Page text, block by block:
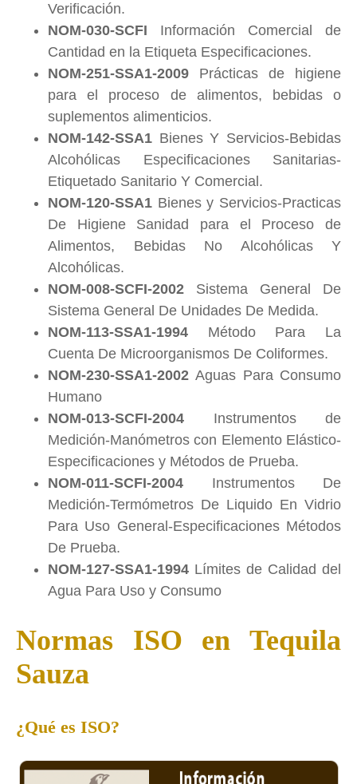
Verificación.
NOM-030-SCFI Información Comercial de
Cantidad en la Etiqueta Especificaciones.
NOM-251-SSA1-2009 Prácticas de higiene
para el proceso de alimentos, bebidas o
suplementos alimenticios.
NOM-142-SSA1 Bienes Y Servicios-Bebidas
Alcohólicas Especificaciones Sanitarias-
Etiquetado Sanitario Y Comercial.
NOM-120-SSA1 Bienes y Servicios-Practicas
De Higiene Sanidad para el Proceso de
Alimentos, Bebidas No Alcohólicas Y
Alcohólicas.
NOM-008-SCFI-2002 Sistema General De
Sistema General De Unidades De Medida.
NOM-113-SSA1-1994 Método Para La
Cuenta De Microorganismos De Coliformes.
NOM-230-SSA1-2002Aguas Para Consumo
Humano
NOM-013-SCFI-2004 Instrumentos de
Medición-Manómetros con Elemento Elástico-
Especificaciones y Métodos de Prueba.
NOM-011-SCFI-2004 Instrumentos De
Medición-Termómetros De Liquido En Vidrio
Para Uso General-Especificaciones Métodos
De Prueba.
NOM-127-SSA1-1994 Límites de Calidad del
Agua Para Uso y Consumo
Normas ISO en Tequila
Sauza
¿Qué es ISO?